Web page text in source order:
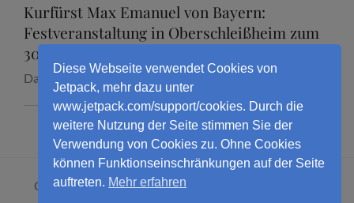
Kurfürst Max Emanuel von Bayern:
Festveranstaltung in Oberschleißheim zum
300. Todestag mit Dr. Marcus Junkelmann
Datum:16. September 2026
Copyright © 2026Dr. Marcus Junkelmann
Diese Webseite verwendet Cookies von
Jetpack, mehr dazu unter
www.jetpack.com/support/cookies. Durch die
weitere Nutzung der Seite stimmen Sie der
Verwendung von Cookies zu. Ohne Cookies
können Funktionseinschränkungen auf der Seite
auftreten. Mehr erfahren